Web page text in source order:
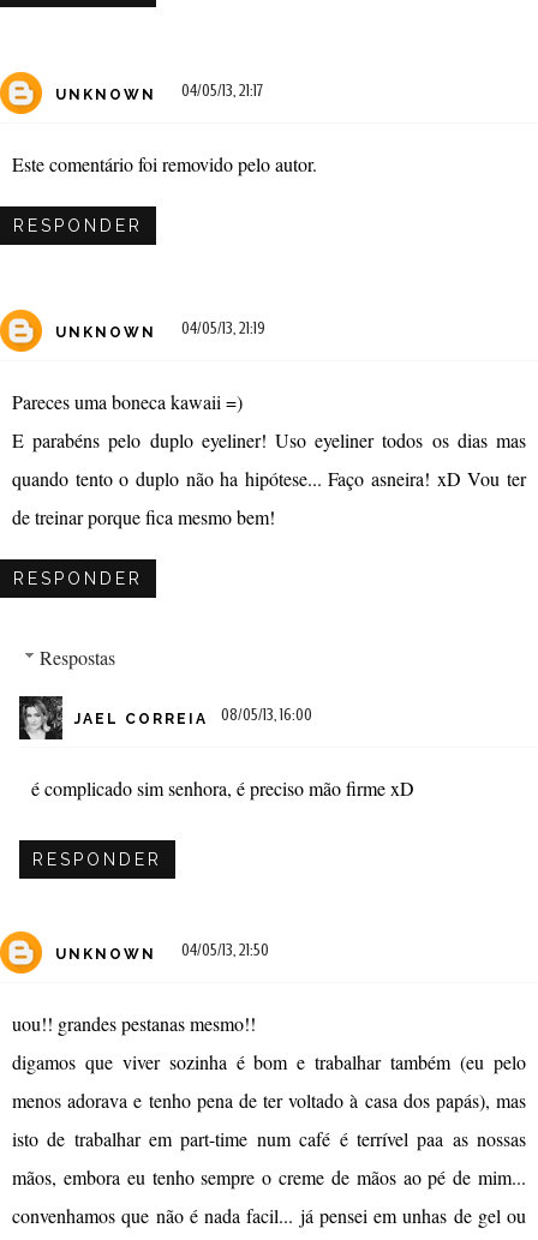
UNKNOWN 04/05/13, 21:17
Este comentário foi removido pelo autor.
RESPONDER
UNKNOWN 04/05/13, 21:19
Pareces uma boneca kawaii =)
E parabéns pelo duplo eyeliner! Uso eyeliner todos os dias mas
quando tento o duplo não ha hipótese... Faço asneira! xD Vou ter
de treinar porque fica mesmo bem!
RESPONDER
Respostas
JAEL CORREIA 08/05/13, 16:00
é complicado sim senhora, é preciso mão firme xD
RESPONDER
UNKNOWN 04/05/13, 21:50
uou!! grandes pestanas mesmo!!
digamos que viver sozinha é bom e trabalhar também (eu pelo
menos adorava e tenho pena de ter voltado à casa dos papás), mas
isto de trabalhar em part-time num café é terrível paa as nossas
mãos, embora eu tenho sempre o creme de mãos ao pé de mim...
convenhamos que não é nada facil... já pensei em unhas de gel ou